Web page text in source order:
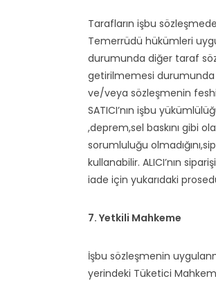
Tarafların işbu
Temerrüdü hükümleri
durumunda diğer taraf
getirilmemesi durumunda
ve/veya sözleşmenin
SATICI’nın işbu
,deprem,sel baskını gibi
sorumluluğu
kullanabilir. ALICI’nın
iade için yukarıdaki
7. Yetkili Mahkeme
İşbu sözleşmenin
yerindeki Tüketici